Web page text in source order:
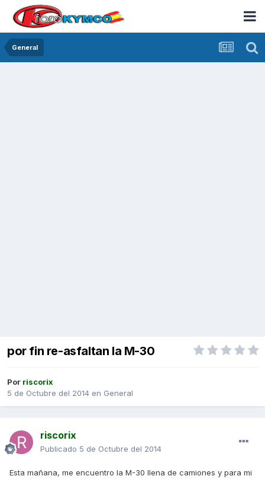
General
por fin re-asfaltan la M-30
Por riscorix
5 de Octubre del 2014 en General
riscorix
Publicado 5 de Octubre del 2014
Esta mañana, me encuentro la M-30 llena de camiones y para mi